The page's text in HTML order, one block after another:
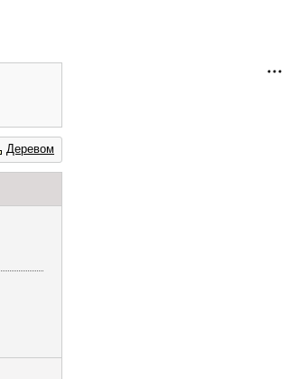
Деревом